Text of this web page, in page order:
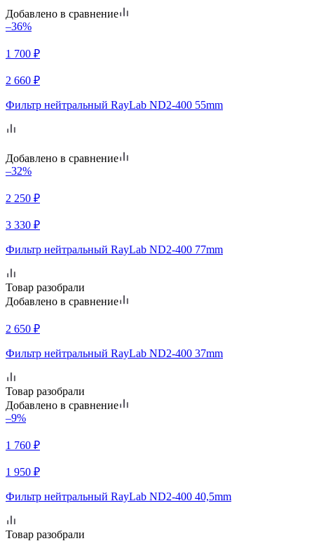
Добавлено в сравнение
–36%
1 700 ₽
2 660 ₽
Фильтр нейтральный RayLab ND2-400 55mm
Добавлено в сравнение
–32%
2 250 ₽
3 330 ₽
Фильтр нейтральный RayLab ND2-400 77mm
Товар разобрали
Добавлено в сравнение
2 650 ₽
Фильтр нейтральный RayLab ND2-400 37mm
Товар разобрали
Добавлено в сравнение
–9%
1 760 ₽
1 950 ₽
Фильтр нейтральный RayLab ND2-400 40,5mm
Товар разобрали